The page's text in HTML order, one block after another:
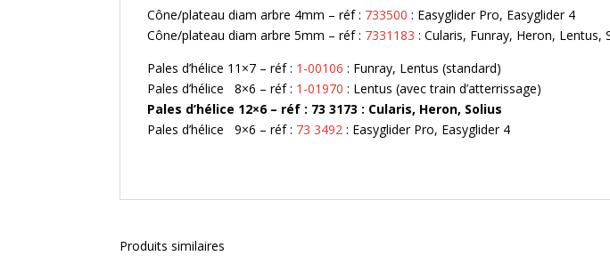
Cône/plateau diam arbre 4mm – réf : 733500 : Easyglider Pro, Easyglider 4
Cône/plateau diam arbre 5mm – réf : 7331183 : Cularis, Funray, Heron, Lentus,
Pales d’hélice 11×7 – réf : 1-00106 : Funray, Lentus (standard)
Pales d’hélice 8×6 – réf : 1-01970 : Lentus (avec train d’atterrissage)
Pales d’hélice 12×6 – réf : 73 3173 : Cularis, Heron, Solius
Pales d’hélice 9×6 – réf : 73 3492 : Easyglider Pro, Easyglider 4
Produits similaires